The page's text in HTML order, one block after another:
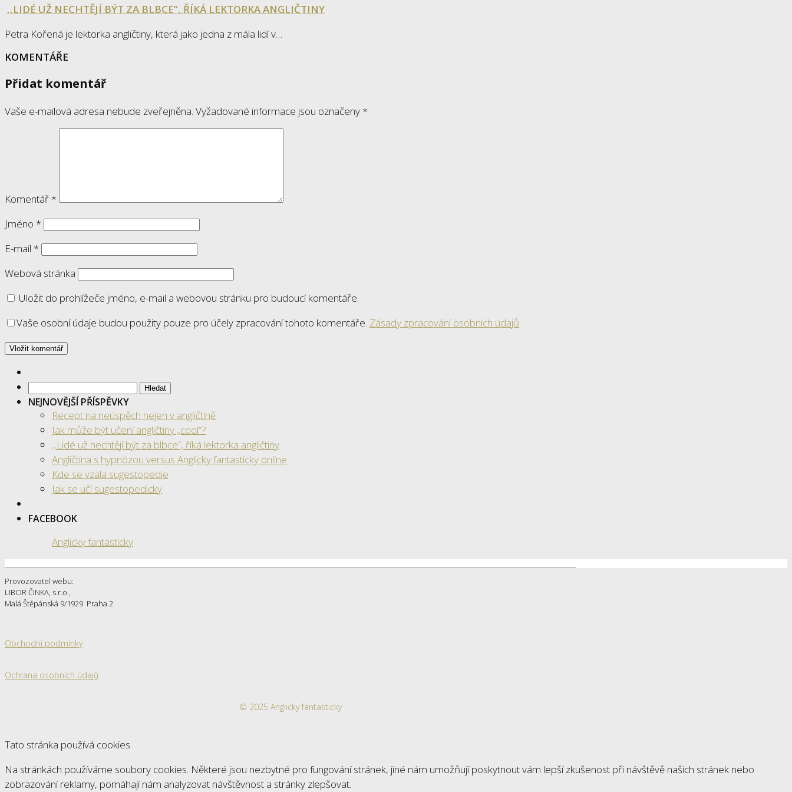
‚‚LIDÉ UŽ NECHTĚJÍ BÝT ZA BLBCE”, ŘÍKÁ LEKTORKA ANGLIČTINY
Petra Kořená je lektorka angličtiny, která jako jedna z mála lidí v…
KOMENTÁŘE
Přidat komentář
Vaše e-mailová adresa nebude zveřejněna. Vyžadované informace jsou označeny*
Komentář*
Jméno *
E-mail *
Webová stránka
Uložit do prohlížeče jméno, e-mail a webovou stránku pro budoucí komentáře.
Vaše osobní údaje budou použity pouze pro účely zpracování tohoto komentáře. Zásady zpracování osobních údajů
Vyhledávání
NEJNOVĚJŠÍ PŘÍSPĚVKY
Recept na neúspěch nejen v angličtině
Jak může být učení angličtiny „cool“?
‚‚Lidé už nechtějí být za blbce”, říká lektorka angličtiny
Angličtina s hypnózou versus Anglicky fantasticky online
Kde se vzala sugestopedie
Jak se učí sugestopedicky
FACEBOOK
Anglicky fantasticky
Provozovatel webu:
LIBOR ČINKA, s.r.o.,
Malá Štěpánská 9/1929 Praha 2
Obchodní podmínky
Ochrana osobních údajů
© 2025 Anglicky fantasticky
Tato stránka používá cookies
Na stránkách používáme soubory cookies. Některé jsou nezbytné pro fungování stránek, jiné nám umožňují poskytnout vám lepší zkušenost při návštěvě našich stránek nebo
zobrazování reklamy, pomáhají nám analyzovat návštěvnost a stránky zlepšovat.